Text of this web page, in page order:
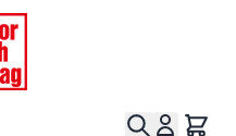
Suche